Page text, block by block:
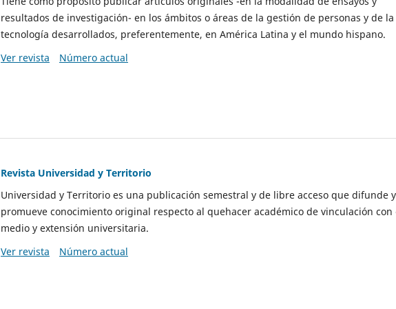
resultados de investigación- en los ámbitos o áreas de la gestión de personas y de la
tecnología desarrollados, preferentemente, en América Latina y el mundo hispano.
Ver revista
Número actual
Revista Universidad y Territorio
Universidad y Territorio es una publicación semestral y de libre acceso que difunde y
promueve conocimiento original respecto al quehacer académico de vinculación con
medio y extensión universitaria.
Ver revista
Número actual